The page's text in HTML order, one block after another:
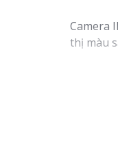
Camera
thị màu